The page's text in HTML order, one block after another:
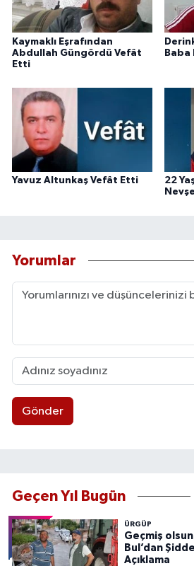
Kaymaklı Eşrafından
Abdullah Güngördü Vefât
Etti
Baba
Yavuz Altunkaş Vefât Etti
22
Yorumlar
Gönder
Geçen Yıl Bugün
ÜRGÜP
Geçmiş
Bul’dan
Açıklama